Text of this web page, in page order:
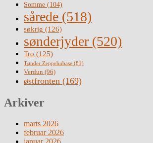
Somme (104)
sårede (518)
søkrig (126)
sønderjyder (520)
Tro (125)
Tønder Zeppelinbase (81)
Verdun (96)
østfronten (169)
Arkiver
marts 2026
februar 2026
januar 2026